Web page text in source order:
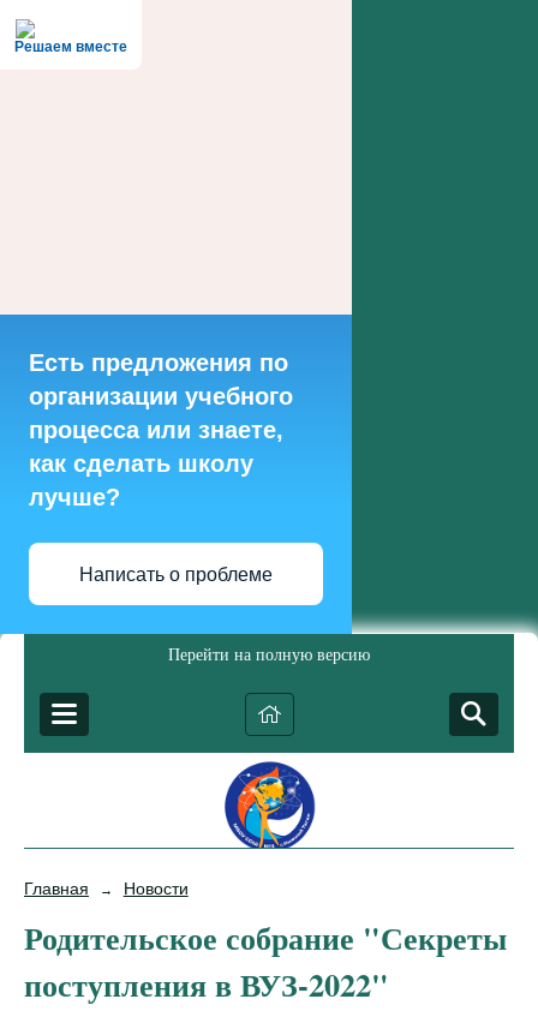
Решаем вместе
Есть предложения по
организации учебного
процесса или знаете,
как сделать школу
лучше?
Написать о проблеме
Перейти на полную версию
Главная → Новости
Родительское собрание "Секреты
поступления в ВУЗ-2022"